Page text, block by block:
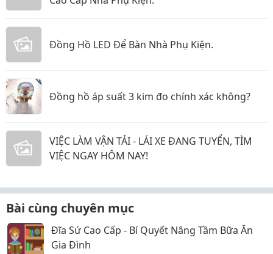
Đồng Hồ LED Để Bàn Nhà Phụ Kiện.
Đồng hồ áp suất 3 kim đo chính xác không?
VIỆC LÀM VẬN TẢI - LÁI XE ĐANG TUYỂN, TÌM
VIỆC NGAY HÔM NAY!
Bài cùng chuyên mục
Đĩa Sứ Cao Cấp - Bí Quyết Nâng Tầm Bữa Ăn
Gia Đình